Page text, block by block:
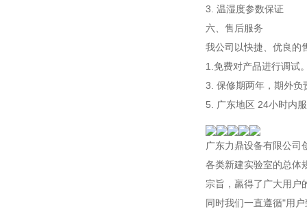
3. 温湿度参数保证
六、售后服务
我公司以快捷、优良的
1.免费对产品进行调试
3. 保修期两年，期外负
5. 广东地区 24小时内
广东力鼎设备有限公司
各类新建实验室的总体
宗旨，羸得了广大用户
同时我们一直遵循"用